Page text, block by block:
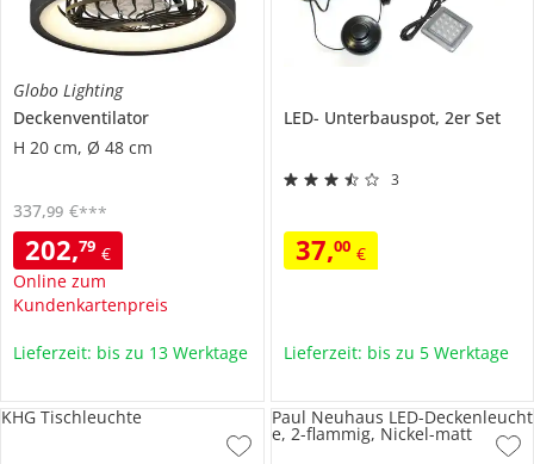
Globo Lighting
Deckenventilator
H 20 cm, Ø 48 cm
202,79 €
Online zum
Kundenkartenpreis
337,99 €***
Lieferzeit: bis zu 13 Werktage
LED- Unterbauspot, 2er Set
3
37,00 €
Lieferzeit: bis zu 5 Werktage
KHG Tischleuchte Paul Neuhaus LED-Deckenleucht
e, 2-flammig, Nickel-matt